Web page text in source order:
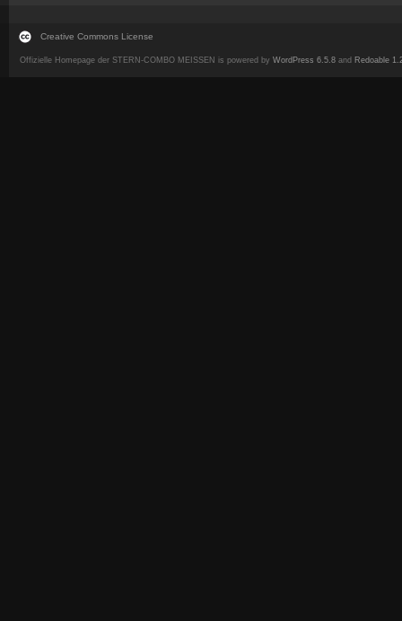
Creative Commons License
Offizielle Homepage der STERN-COMBO MEISSEN is powered by WordPress 6.5.8 and Redoable